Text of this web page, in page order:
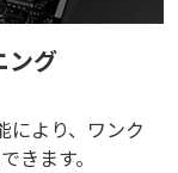
ング
により、ワンク
きます。